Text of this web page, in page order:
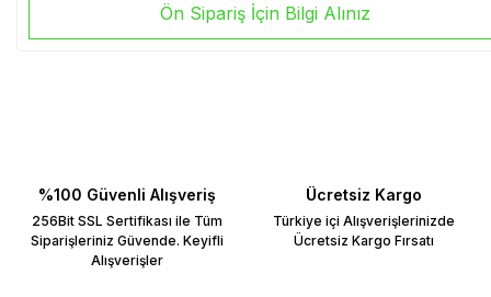
Ön Sipariş İçin Bilgi Alınız
%100 Güvenli Alışveriş
256Bit SSL Sertifikası ile Tüm
Siparişleriniz Güvende. Keyifli
Alışverişler
Ücretsiz Kargo
Türkiye içi Alışverişlerinizde
Ücretsiz Kargo Fırsatı